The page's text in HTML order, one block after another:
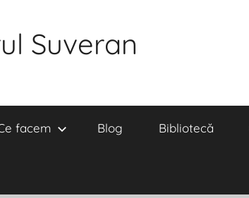
Suveran
facem Blog Bibliotecă